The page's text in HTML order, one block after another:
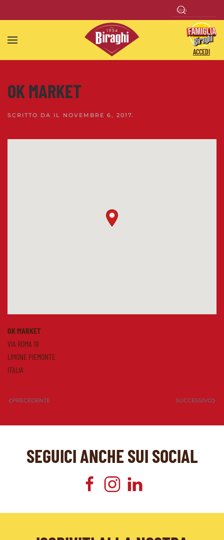
Skip to main content
ACCEDI
OK MARKET
SCRITTO DA IL NOVEMBRE 6, 2017.
OK MARKET
VIA ROMA 19
LIMONE PIEMONTE
ITALIA
PRECEDENTE SUCCESSIVO
SEGUICI ANCHE SUI SOCIAL